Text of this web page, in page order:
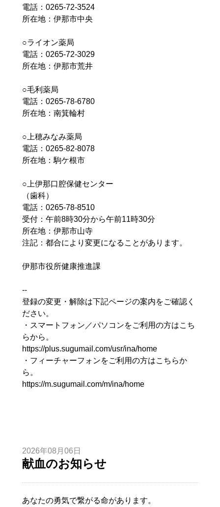
電話：0265-72-3524
所在地：伊那市中央
○ライオン薬局
電話：0265-72-3029
所在地：伊那市荒井
○毛利薬局
電話：0265-78-6780
所在地：南箕輪村
○上穂みなみ薬局
電話：0265-82-8078
所在地：駒ケ根市
○上伊那口腔保健センター
（歯科）
電話：0265-78-8510
受付：午前8時30分から午前11時30分
所在地：伊那市山寺
注記：都合により変更になることがあります。
伊那市役所健康推進課
--
登録の変更・解除は下記ページの案内をご確認く
ださい。
・スマートフォン／パソコンをご利用の方はこち
らから。
https://plus.sugumail.com/usr/ina/home
・フィーチャーフォンをご利用の方はこちらか
ら。
https://m.sugumail.com/m/ina/home
2026年08月06日
献血のお知らせ
あなたの勇気で繋がる命があります。